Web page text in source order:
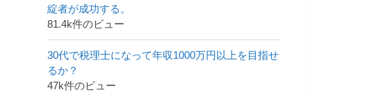
綻者が成功する。
81.4k件のビュー
30代で税理士になって年収1000万円以上を目指せ
るか？
47k件のビュー